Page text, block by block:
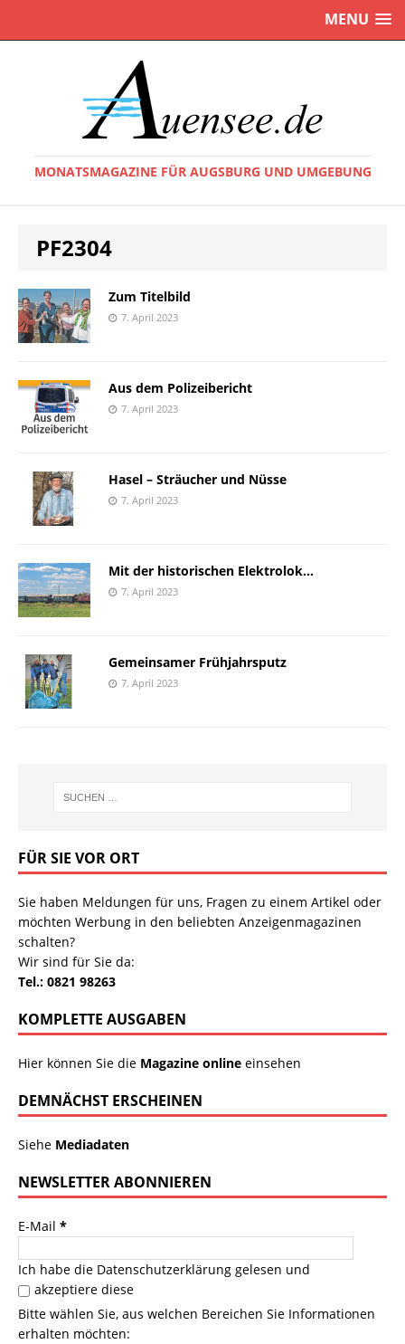
MENU
MONATSMAGAZINE FÜR AUGSBURG UND UMGEBUNG
PF2304
Zum Titelbild
7. April 2023
Aus dem Polizeibericht
7. April 2023
Hasel – Sträucher und Nüsse
7. April 2023
Mit der historischen Elektrolok…
7. April 2023
Gemeinsamer Frühjahrsputz
7. April 2023
FÜR SIE VOR ORT
Sie haben Meldungen für uns, Fragen zu einem Artikel oder
möchten Werbung in den beliebten Anzeigenmagazinen
schalten?
Wir sind für Sie da:
Tel.: 0821 98263
KOMPLETTE AUSGABEN
Hier können Sie die Magazine online einsehen
DEMNÄCHST ERSCHEINEN
Siehe Mediadaten
NEWSLETTER ABONNIEREN
E-Mail *
Ich habe die Datenschutzerklärung gelesen und
akzeptiere diese
Bitte wählen Sie, aus welchen Bereichen Sie Informationen
erhalten möchten: